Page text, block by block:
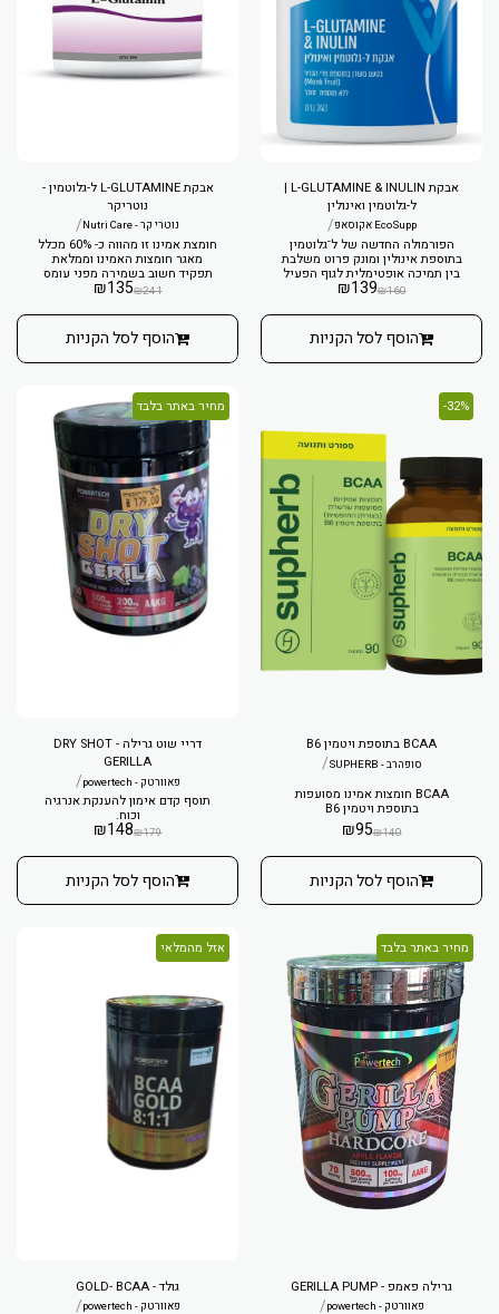
אבקת L-GLUTAMINE & INULIN |
ל-גלוטמין ואינולין
EcoSupp אקוסאפ /
הפורמולה החדשה של ל־גלוטמין
בתוספת אינולין ומונק פרוט משלבת
בין תמיכה אופטימלית לגוף הפעיל
לבין איזון עדין של מערכת העיכול.
₪160
₪139
הוסף לסל הקניות
אבקת L-GLUTAMINE ל-גלוטמין -
נוטריקר
נוטרי קר - Nutri Care /
חומצת אמינו זו מהווה כ- 60% מכלל
מאגר חומצות האמינו וממלאת
תפקיד חשוב בשמירה מפני עומס
יתר.₪241
₪135
הוסף לסל הקניות
32%-
BCAA בתוספת ויטמין B6
סופהרב - SUPHERB /
BCAA חומצות אמינו מסועפות
בתוספת ויטמין B6
₪140
₪95
הוסף לסל הקניות
מחיר באתר בלבד
דריי שוט גרילה - DRY SHOT
GERILLA
פאוורטק - powertech /
תוסף קדם אימון להענקת אנרגיה
וכוח.
₪179
₪148
הוסף לסל הקניות
מחיר באתר בלבד
גרילה פאמפ - GERILLA PUMP
פאוורטק - powertech /
אזל מהמלאי
גולד - GOLD- BCAA
פאוורטק - powertech /